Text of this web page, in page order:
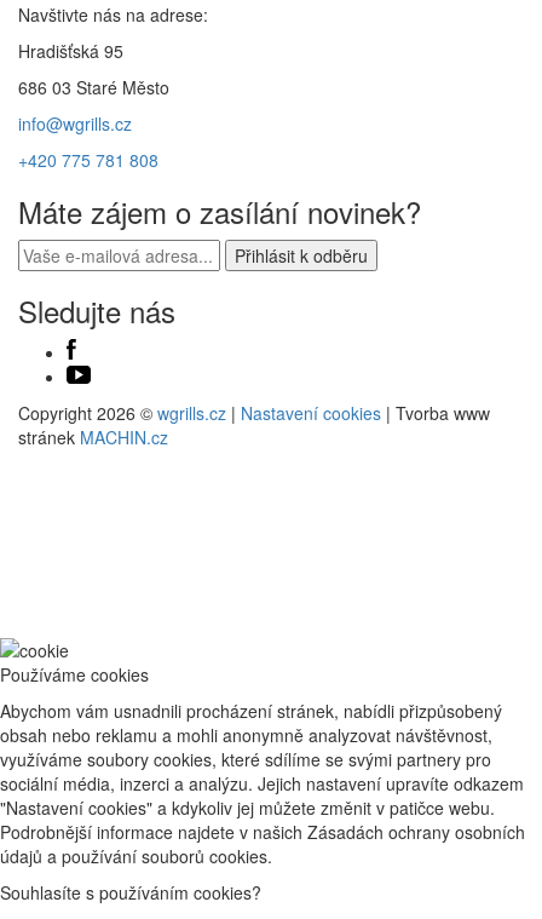
Navštivte nás na adrese:
Hradišťská 95
686 03 Staré Město
info@wgrills.cz
+420 775 781 808
Máte zájem o zasílání novinek?
Sledujte nás
Copyright 2026 © wgrills.cz | Nastavení cookies | Tvorba www
stránek MACHIN.cz
Používáme cookies
Abychom vám usnadnili procházení stránek, nabídli přizpůsobený
obsah nebo reklamu a mohli anonymně analyzovat návštěvnost,
využíváme soubory cookies, které sdílíme se svými partnery pro
sociální média, inzerci a analýzu. Jejich nastavení upravíte odkazem
"Nastavení cookies" a kdykoliv jej můžete změnit v patičce webu.
Podrobnější informace najdete v našich Zásadách ochrany osobních
údajů a používání souborů cookies.
Souhlasíte s používáním cookies?